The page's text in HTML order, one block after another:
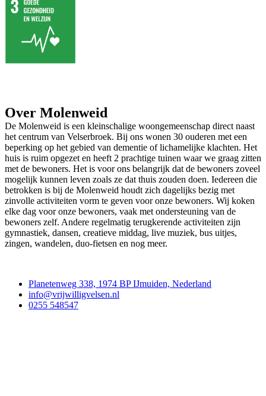
Over Molenweid
De Molenweid is een kleinschalige woongemeenschap direct naast
het centrum van Velserbroek. Bij ons wonen 30 ouderen met een
beperking op het gebied van dementie of lichamelijke klachten. Het
huis is ruim opgezet en heeft 2 prachtige tuinen waar we graag zitten
met de bewoners. Het is voor ons belangrijk dat de bewoners zoveel
mogelijk kunnen leven zoals ze dat thuis zouden doen. Iedereen die
betrokken is bij de Molenweid houdt zich dagelijks bezig met
zinvolle activiteiten vorm te geven voor onze bewoners. Wij koken
elke dag voor onze bewoners, vaak met ondersteuning van de
bewoners zelf. Andere regelmatig terugkerende activiteiten zijn
gymnastiek, dansen, creatieve middag, live muziek, bus uitjes,
zingen, wandelen, duo-fietsen en nog meer.
Planetenweg 338, 1974 BP IJmuiden, Nederland
info@vrijwilligvelsen.nl
0255 548547